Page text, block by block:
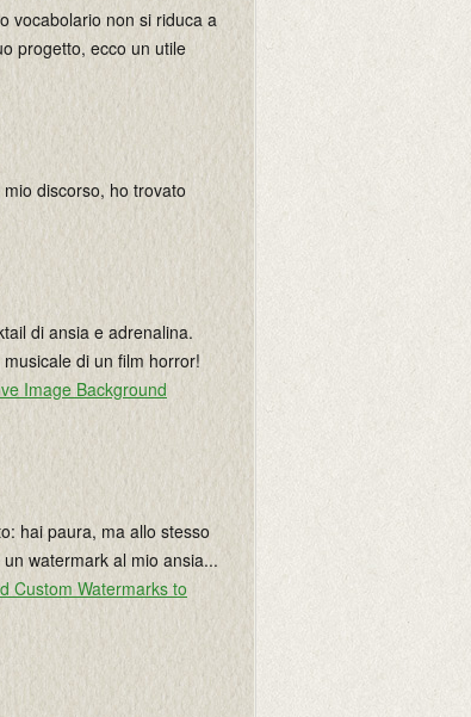
vocabolario non si riduca a
progetto, ecco un utile
discorso, ho trovato
di ansia e adrenalina.
di un film horror!
Image Background
hai paura, ma allo stesso
watermark al mio ansia...
Custom Watermarks to